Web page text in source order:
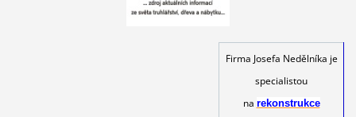
Firma Josefa Nedělníka je
specialistou
na rekonstrukce